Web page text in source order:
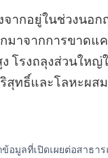
จากอยู่ในช่วงน
มาจากการขาดแ
โรงถลุงส่วนให
ทธิ์และโลหะผส
อมูลที่เปิดเผยต่อสาธ